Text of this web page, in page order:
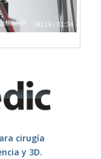
00:19 |01:34
cirugía
y 3D.